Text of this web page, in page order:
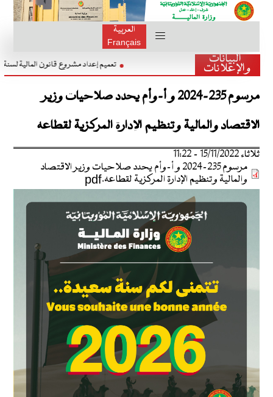
العربية
Français
البيانات
والإعلانات تعميم إعداد مشروع قانون المالية
مرسوم 235-2024 و أ-وأم يحدد صلاحيات وزير
الاقتصاد والمالية وتنظيم الإدارة المركزية لقطاعه
ثلاثاء 15/11/2022 - 11:22
مرسوم 235-2024 و أ-وأم يحدد صلاحيات وزير الاقتصاد
والمالية وتنظيم الإدارة المركزية لقطاعه.pdf